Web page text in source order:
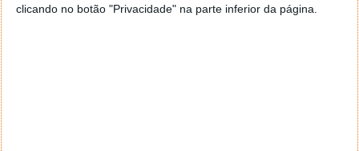
clicando no botão "Privacidade" na parte inferior da página.